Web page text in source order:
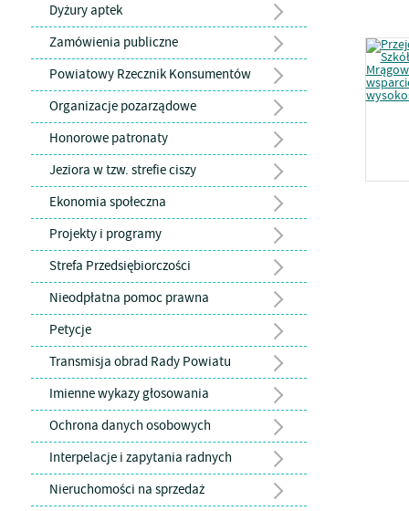
Dyżury aptek
Zamówienia publiczne
Powiatowy Rzecznik Konsumentów
Organizacje pozarządowe
Honorowe patronaty
Jeziora w tzw. strefie ciszy
Ekonomia społeczna
Projekty i programy
Strefa Przedsiębiorczości
Nieodpłatna pomoc prawna
Petycje
Transmisja obrad Rady Powiatu
Imienne wykazy głosowania
Ochrona danych osobowych
Interpelacje i zapytania radnych
Nieruchomości na sprzedaż